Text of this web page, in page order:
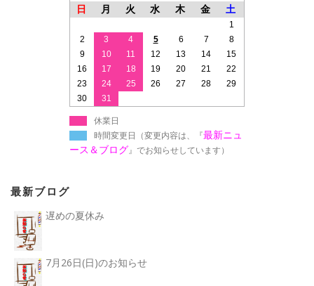
日 月 火 水 木 金 土
1
2
3 4 5 6 7
8
9
10 11 12 13 14
15
16
17 18 19 20 21
22
23
24 25 26 27 28
29
30
31
休業日
時間変更日（変更内容は、『最新ニュ
ース＆ブログ』でお知らせしています）
最新ブログ
遅めの夏休み
7月26日(日)のお知らせ